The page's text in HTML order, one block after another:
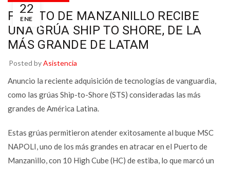
22
ENE
PUERTO DE MANZANILLO RECIBE
UNA GRÚA SHIP TO SHORE, DE LA
MÁS GRANDE DE LATAM
Posted byAsistencia
Anuncio la reciente adquisición de tecnologías de vanguardia,
como las grúas Ship-to-Shore (STS) consideradas las más
grandes de América Latina.
Estas grúas permitieron atender exitosamente al buque MSC
NAPOLI, uno de los más grandes en atracar en el Puerto de
Manzanillo, con 10 High Cube (HC) de estiba, lo que marcó un